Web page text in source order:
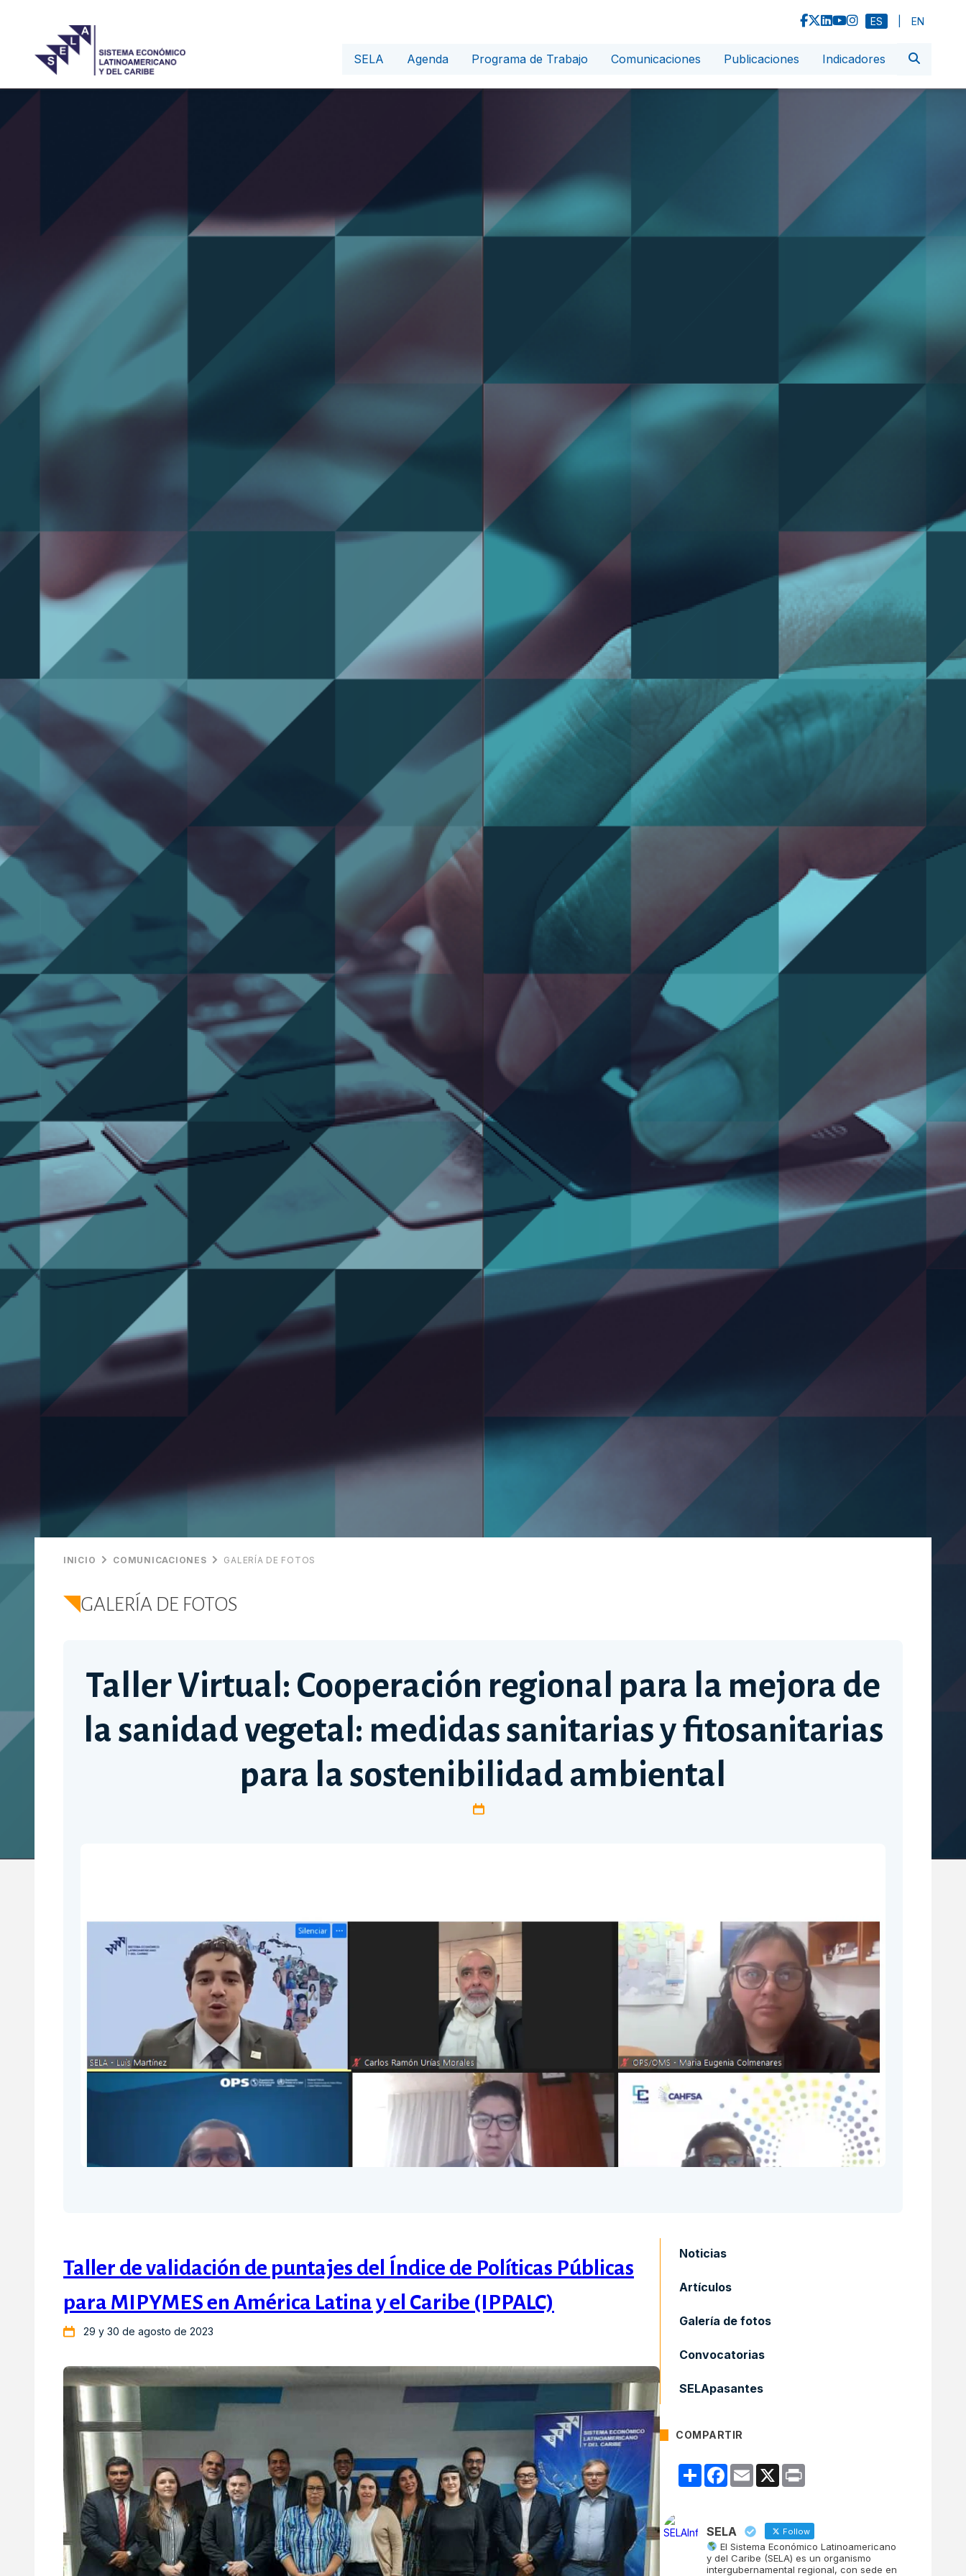
ES EN
SELA Agenda Programa de Trabajo Comunicaciones Publicaciones Indicadores
INICIO COMUNICACIONES GALERÍA DE FOTOS
GALERÍA DE FOTOS
Taller Virtual: Cooperación regional para la mejora de
la sanidad vegetal: medidas sanitarias y fitosanitarias
para la sostenibilidad ambiental
Taller de validación de puntajes del Índice de Políticas Públicas
para MIPYMES en América Latina y el Caribe (IPPALC)
29 y 30 de agosto de 2023
Noticias
Artículos
Galería de fotos
Convocatorias
SELApasantes
COMPARTIR
CompartirFacebook
Email X
SELA Follow
El Sistema Económico Latinoamericano
y del Caribe (SELA) es un organismo
intergubernamental regional, con sede en